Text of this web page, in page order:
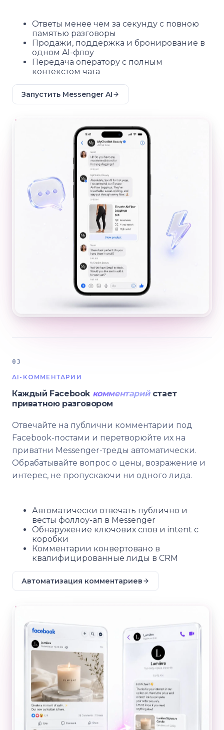
Ответы менее чем за секунду с повною
памятью разговоры
Продажи, поддержка и бронирование в
одном AI-флоу
Передача оператору с полным
контекстом чата
Запустить Messenger AI
03
AI-КОММЕНТАРИИ
Каждый Facebook комментарийстает
приватною разговором
Отвечайте на публични комментарии под
Facebook-постами и перетворюйте их на
приватни Messenger-треды автоматически.
Обрабатывайте вопрос о цены, возражение и
интерес, не пропускаючи ни одного лида.
Автоматически отвечать публично и
весты фоллоу-ап в Messenger
Обнаружение ключових слов и intent с
коробки
Комментарии конвертовано в
квалифицированные лиды в CRM
Автоматизация комментариев